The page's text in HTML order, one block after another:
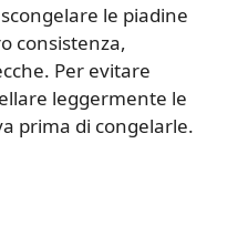
le piadine
consistenza,
Per evitare
leggermente le
prima di congelarle.